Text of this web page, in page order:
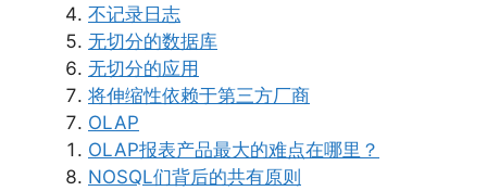
不记录日志
无切分的数据库
无切分的应用
将伸缩性依赖于第三方厂商
OLAP
OLAP报表产品最大的难点在哪里？
NOSQL们背后的共有原则